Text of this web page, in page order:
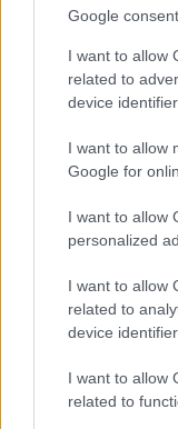
Google
I want to allow
related to
device
I want to allow
Google for
I want to allow
personalized
I want to allow
related to
device
I want to allow
related to
természetesen
Szombaton már
mezőnyt. Az
első
megrongálta a
teljes első
ami
csapódott a
elnevezett
szenvedett,
csak kórházba
halál beálltát.